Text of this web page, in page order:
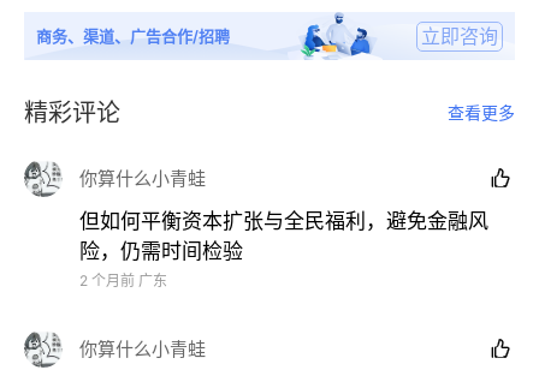
表面上看，这只是人口基数的红利，是一个短暂的
“技
商务、渠道、广告合作/招聘 立即咨询
精彩评论 查看更多
你算什么小青蛙 
但如何平衡资本扩张与全民福利，避免金融风
险，仍需时间检验
2 个月前 广东
你算什么小青蛙 